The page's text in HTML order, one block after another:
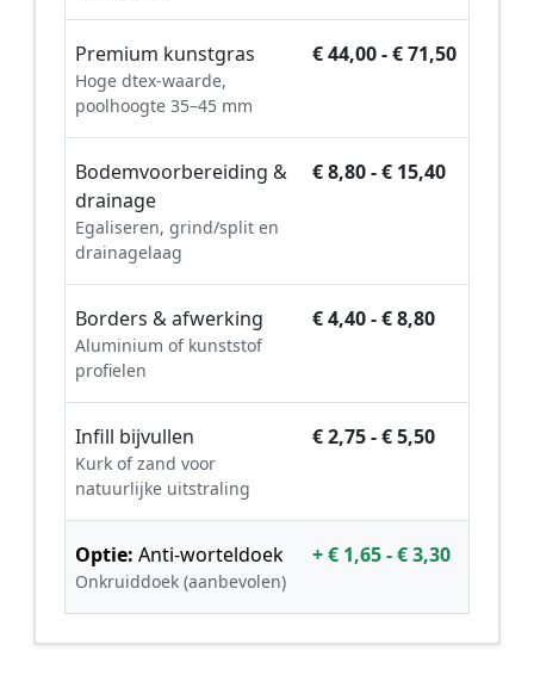
Premium kunstgras
Hoge dtex-waarde,
poolhoogte 35–45 mm
€ 44,00 - € 71,50
Bodemvoorbereiding &
drainage
Egaliseren, grind/split en
drainagelaag
€ 8,80 - € 15,40
Borders & afwerking
Aluminium of kunststof
profielen
€ 4,40 - € 8,80
Infill bijvullen
Kurk of zand voor
natuurlijke uitstraling
€ 2,75 - € 5,50
Optie: Anti-worteldoek
Onkruiddoek (aanbevolen)
+ € 1,65 - € 3,30